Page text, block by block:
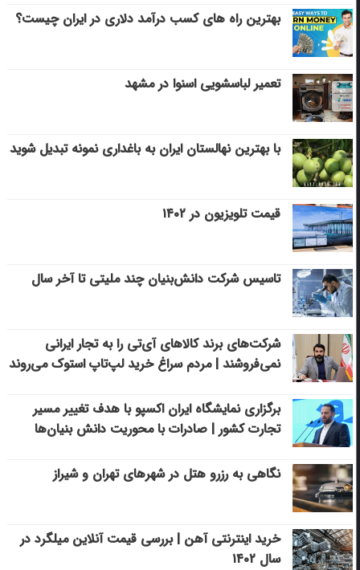
بهترین راه های کسب درآمد دلاری در ایران چیست؟
تعمیر لباسشویی اسنوا در مشهد
با بهترین نهالستان ایران به باغداری نمونه تبدیل شوید
قیمت تلویزیون در ۱۴۰۲
تاسیس شرکت دانش‌بنیان چند ملیتی تا آخر سال
شرکت‌های برند کالاهای آی‌تی را به تجار ایرانی
نمی‌فروشند | مردم سراغ خرید لپ‌تاپ استوک می‌روند
برگزاری نمایشگاه ایران اکسپو با هدف تغییر مسیر
تجارت کشور | صادرات با محوریت دانش بنیان‌ها
نگاهی به رزرو هتل در شهرهای تهران و شیراز
خرید اینترنتی آهن | بررسی قیمت آنلاین میلگرد در
سال ۱۴۰۲